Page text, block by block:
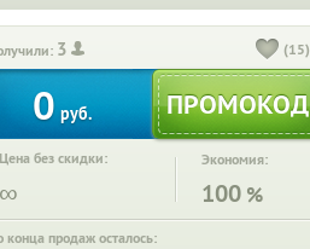
3 (15)
0 руб.
Цена без скидки:
∞
Экономия:
100 %
конца продаж осталось: